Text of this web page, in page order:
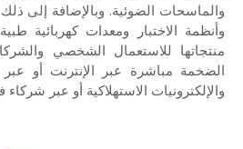
والماسحات الضوئية. وبالإضافة إلى
وأنظمة الاختبار ومعدات كهربائية
منتجاتها للاستعمال الشخصي
الضخمة مباشرة عبر الإنترنت أو
والإلكترونيات الاستهلاكية أو عبر